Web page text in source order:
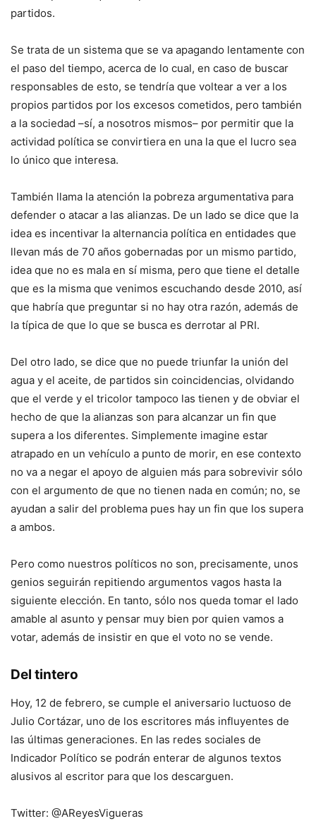
partidos.
Se trata de un sistema que se va apagando lentamente con
el paso del tiempo, acerca de lo cual, en caso de buscar
responsables de esto, se tendría que voltear a ver a los
propios partidos por los excesos cometidos, pero también
a la sociedad –sí, a nosotros mismos– por permitir que la
actividad política se convirtiera en una la que el lucro sea
lo único que interesa.
También llama la atención la pobreza argumentativa para
defender o atacar a las alianzas. De un lado se dice que la
idea es incentivar la alternancia política en entidades que
llevan más de 70 años gobernadas por un mismo partido,
idea que no es mala en sí misma, pero que tiene el detalle
que es la misma que venimos escuchando desde 2010, así
que habría que preguntar si no hay otra razón, además de
la típica de que lo que se busca es derrotar al PRI.
Del otro lado, se dice que no puede triunfar la unión del
agua y el aceite, de partidos sin coincidencias, olvidando
que el verde y el tricolor tampoco las tienen y de obviar el
hecho de que la alianzas son para alcanzar un fin que
supera a los diferentes. Simplemente imagine estar
atrapado en un vehículo a punto de morir, en ese contexto
no va a negar el apoyo de alguien más para sobrevivir sólo
con el argumento de que no tienen nada en común; no, se
ayudan a salir del problema pues hay un fin que los supera
a ambos.
Pero como nuestros políticos no son, precisamente, unos
genios seguirán repitiendo argumentos vagos hasta la
siguiente elección. En tanto, sólo nos queda tomar el lado
amable al asunto y pensar muy bien por quien vamos a
votar, además de insistir en que el voto no se vende.
Del tintero
Hoy, 12 de febrero, se cumple el aniversario luctuoso de
Julio Cortázar, uno de los escritores más influyentes de
las últimas generaciones. En las redes sociales de
Indicador Político se podrán enterar de algunos textos
alusivos al escritor para que los descarguen.
Twitter: @AReyesVigueras